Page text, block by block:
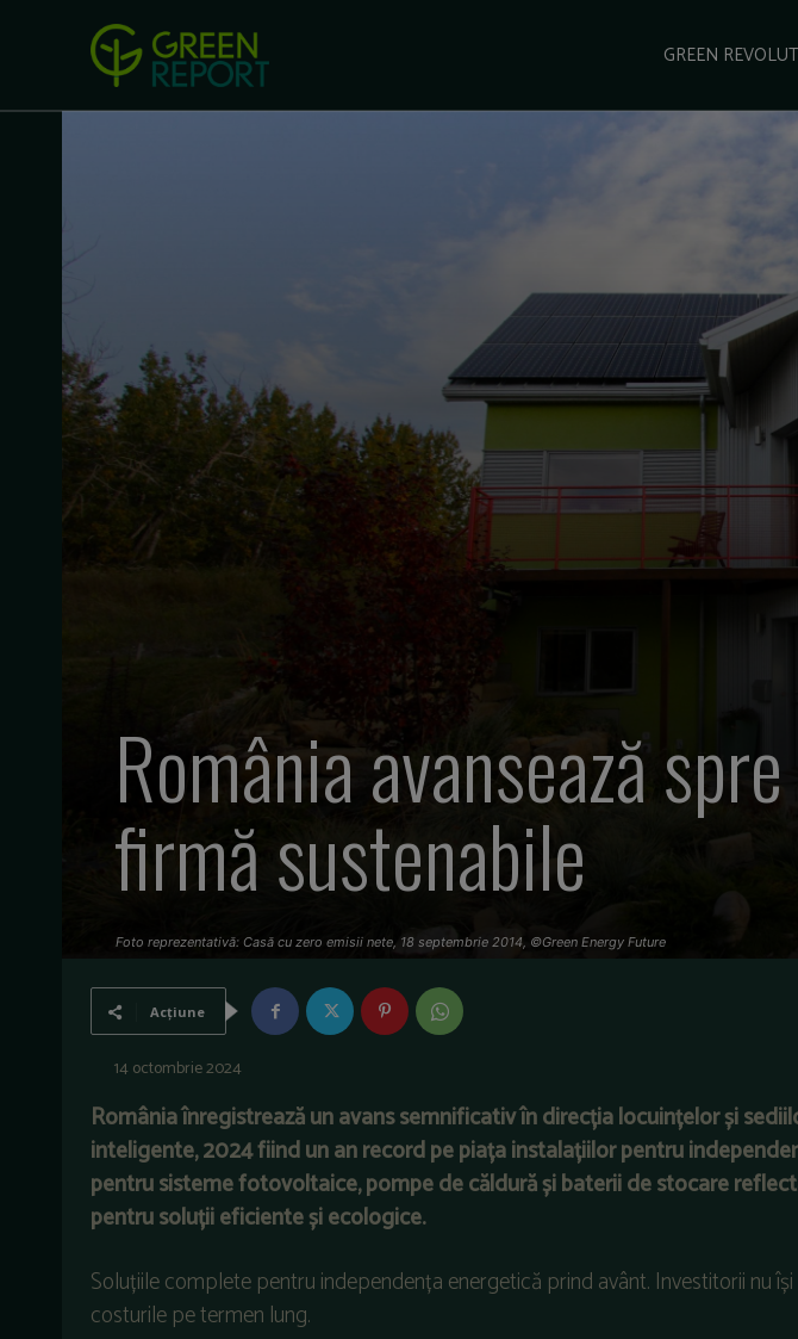
GREEN
România avansează
firmă sustenabile
Foto reprezentativă: Casă cu zero emisii nete, 18 septembrie 2014, ©Green Energy Future
Acțiune
14 octombrie 2024
România înregistrează un avans semnificativ în direcția locuințelor și
inteligente, 2024 fiind un an record pe piața instalațiilor pentru
pentru sisteme fotovoltaice, pompe de căldură și baterii de stocare
pentru soluții eficiente și ecologice.
Soluțiile complete pentru independența energetică prind avânt. Investitorii nu
costurile pe termen lung.